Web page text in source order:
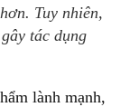
Tuy nhiên,
tác dụng
lành mạnh,